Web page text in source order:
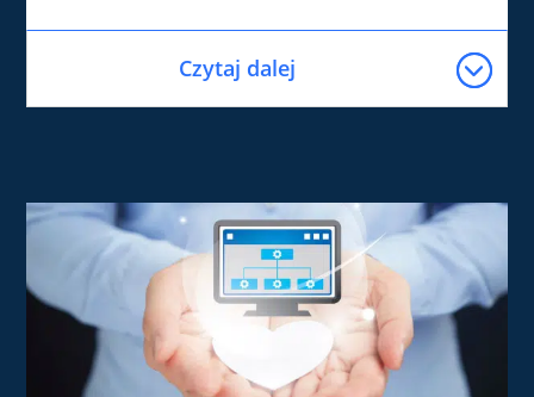
Czytaj dalej